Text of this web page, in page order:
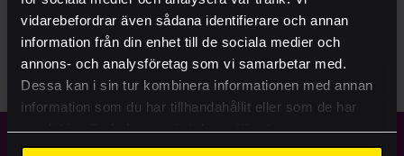
vidarebefordrar även sådana identifierare och annan
information från din enhet till de sociala medier och
annons- och analysföretag som vi samarbetar med.
Dessa kan i sin tur kombinera informationen med annan
information som du har tillhandahållit eller som de har
samlat in när du har använt deras tjänster.
MAPPAR
OFFERTMAPP_A4
Ritningsbeställning
Case
Kontakt
Visa mer
Lämna rätt material